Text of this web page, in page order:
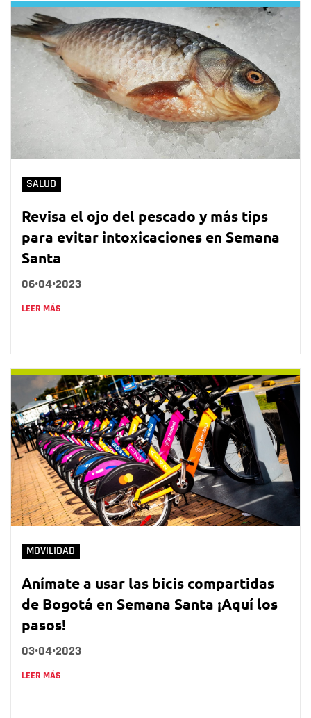
SALUD
Revisa el ojo del pescado y más tips
para evitar intoxicaciones en Semana
Santa
06•04•2023
LEER MÁS
MOVILIDAD
Anímate a usar las bicis compartidas
de Bogotá en Semana Santa ¡Aquí los
pasos!
03•04•2023
LEER MÁS